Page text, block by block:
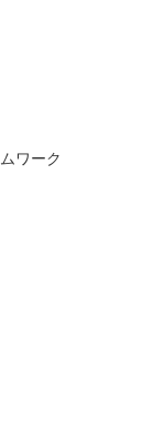
ワーク